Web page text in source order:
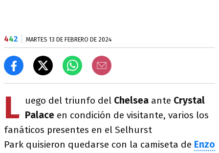
442 MARTES 13 DE FEBRERO DE 2024
L uego del triunfo del Chelsea ante Crystal
Palace en condición de visitante, varios los
fanáticos presentes en el Selhurst
Park quisieron quedarse con la camiseta de Enzo